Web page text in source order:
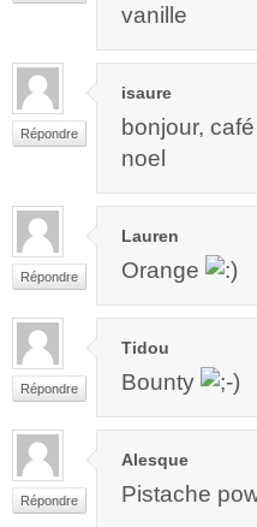
vanille
Répondre
isaure
bonjour,
noel
Répondre
Lauren
Orange
Répondre
Tidou
Bounty
Répondre
Alesque
Pistache